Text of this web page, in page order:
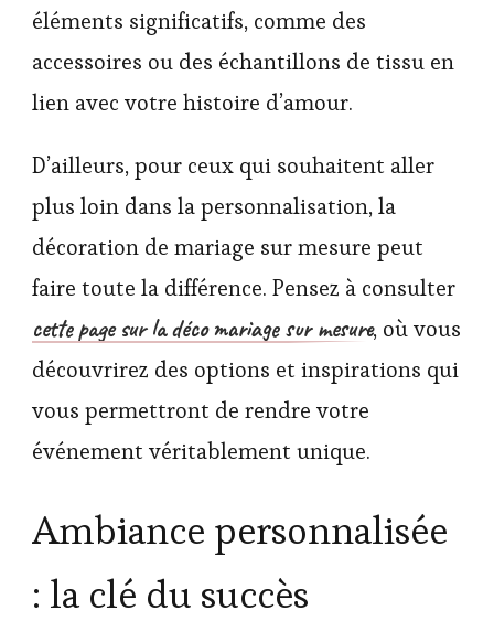
éléments significatifs, comme des
accessoires ou des échantillons de tissu en
lien avec votre histoire d’amour.
D’ailleurs, pour ceux qui souhaitent aller
plus loin dans la personnalisation, la
décoration de mariage sur mesure peut
faire toute la différence. Pensez à consulter
cette page sur la déco mariage sur mesure, où vous
découvrirez des options et inspirations qui
vous permettront de rendre votre
événement véritablement unique.
Ambiance personnalisée
: la clé du succès